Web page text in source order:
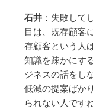
石井 ：失敗して
目は、既存顧客
存顧客という人
知識を疎かにす
ジネスの話をし
低減の提案ばか
られない人ですね